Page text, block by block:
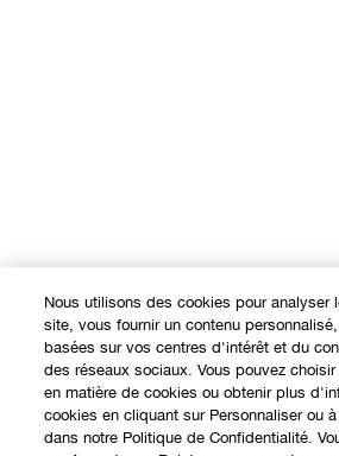
Nous utilisons des cookies pour analyser
site, vous fournir un contenu
basées sur vos centres d'intérêt et du
des réseaux sociaux. Vous pouvez
en matière de cookies ou obtenir plus
cookies en cliquant sur Personnaliser ou
dans notre Politique de Confidentialité.